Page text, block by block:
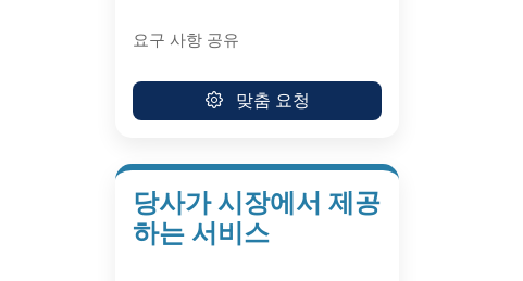
요구 사항 공유
맞춤 요청
당사가 시장에서 제공
하는 서비스